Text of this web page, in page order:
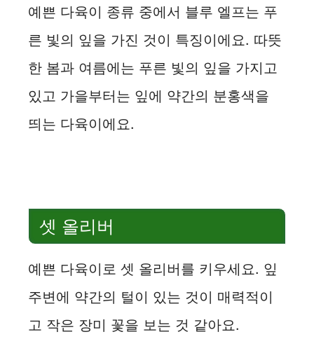
예쁜 다육이 종류 중에서 블루 엘프는 푸
른 빛의 잎을 가진 것이 특징이에요. 따뜻
한 봄과 여름에는 푸른 빛의 잎을 가지고
있고 가을부터는 잎에 약간의 분홍색을
띄는 다육이에요.
셋 올리버
예쁜 다육이로 셋 올리버를 키우세요. 잎
주변에 약간의 털이 있는 것이 매력적이
고 작은 장미 꽃을 보는 것 같아요.